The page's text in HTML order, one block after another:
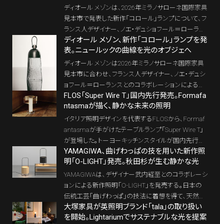
ディオール メゾンは、2026年ミラノサローネ国際家具
見本市で発表した新作「コロール」ランプについて、フ
ランス人デザイナー、ノエ・デュショフール＝ローラン
スによる制作過程を捉えたメイキングを公開した。
ディオール メゾン、新作「コロール」ランプを発
表。ニュールックの曲線を光のオブジェへ
ディオール メゾンは2026年ミラノサローネ国際家具
見本市に合わせ、フランス人デザイナー、ノエ・デュシ
ョフール＝ローランスとのコラボレーションによる新
作「コロール」ランプを発表した。クリスチャン・ディオ
ールの「ニュールック」を想起させる曲線、ムラーノガ
ラスの手仕事、そしてかご細工の技術。ファッションメ
ゾンの美意識が、上質な暮らしの中の光へと翻訳さ
れている。
FLOS「Super Wire T」国内先行発売。Formafa
ntasmaが描く、静かな未来の照明
イタリア照明デザインを代表するFLOSから、Formaf
antasmaが手がけたテーブルランプ「Super Wire T」
が登場した。トーヨーキッチンスタイルが国内先行発
売するこの一灯は、フィラメントを思わせる繊細な“光
の線”を造形の主役に据え、工業的な構造美とノスタ
ルジックな情緒を同居させる。光を足すための器具と
いうより、空間の陰影と静けさを整える小さな建築的
装置として、この照明を見てみたい。
YAMAGIWA、曲げわっぱの技を用いた新作照
明「O-LIGHT」発売。秋田杉が生む静かな光
YAMAGIWAは、デザイナー武内経至とのコラボレーシ
ョンによる新作照明「O-LIGHT」を発売する。日本の
伝統工芸「曲げわっぱ」の技法に着想を得て、天然の
秋田杉を用いた照明オブジェとして仕上げた。消灯時
の佇まいまで意識したデザインは、YAMAGIWAが長
大塚家具が英照明ブランド「tala」の取り扱い
を開始。Lightariumでサステナブルな光を提案